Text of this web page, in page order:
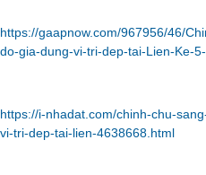
https://gaapnow.com/967956/46/
do-gia-dung-vi-tri-dep-tai-Lien-Ke-
https://i-nhadat.com/chinh-chu-
vi-tri-dep-tai-lien-4638668.html